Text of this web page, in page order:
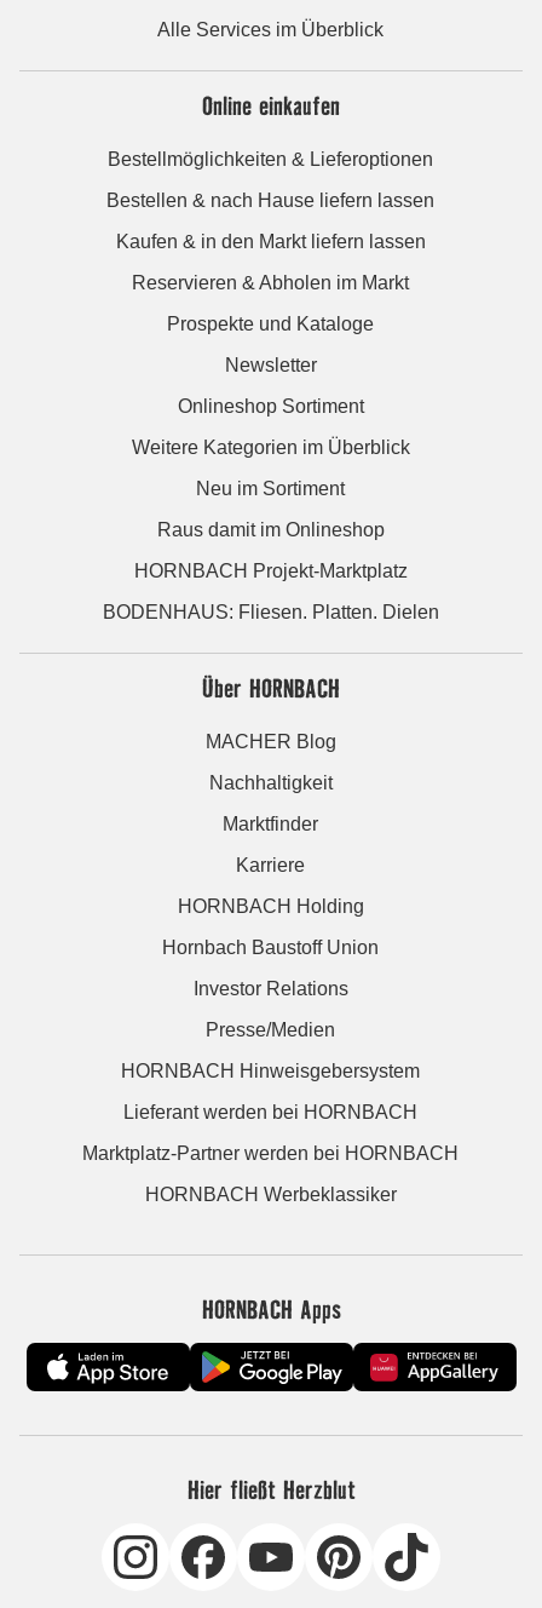
Alle Services im Überblick
Online einkaufen
Bestellmöglichkeiten & Lieferoptionen
Bestellen & nach Hause liefern lassen
Kaufen & in den Markt liefern lassen
Reservieren & Abholen im Markt
Prospekte und Kataloge
Newsletter
Onlineshop Sortiment
Weitere Kategorien im Überblick
Neu im Sortiment
Raus damit im Onlineshop
HORNBACH Projekt-Marktplatz
BODENHAUS: Fliesen. Platten. Dielen
Über HORNBACH
MACHER Blog
Nachhaltigkeit
Marktfinder
Karriere
HORNBACH Holding
Hornbach Baustoff Union
Investor Relations
Presse/Medien
HORNBACH Hinweisgebersystem
Lieferant werden bei HORNBACH
Marktplatz-Partner werden bei HORNBACH
HORNBACH Werbeklassiker
HORNBACH Apps
Hier fließt Herzblut